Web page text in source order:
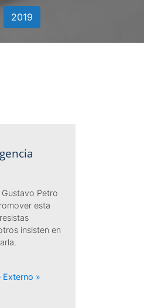
2019
Petro
esta
insisten en
Externo »